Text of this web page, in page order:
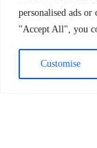
personalised ads
"Accept All", you
Customise
expansion med
hyresgästen väntas
2025.
Logicenters övriga